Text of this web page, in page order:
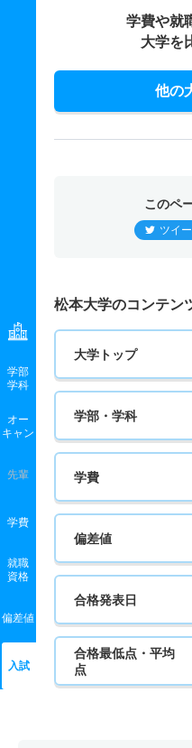
学部
学科
オー
キャン
先輩
学費
就職
資格
偏差値
入試
学費や就
大学を
他の
このペ
ツイ
松本大学のコンテン
大学トップ
学部・学科
学費
偏差値
合格発表日
合格最低点・平均
点